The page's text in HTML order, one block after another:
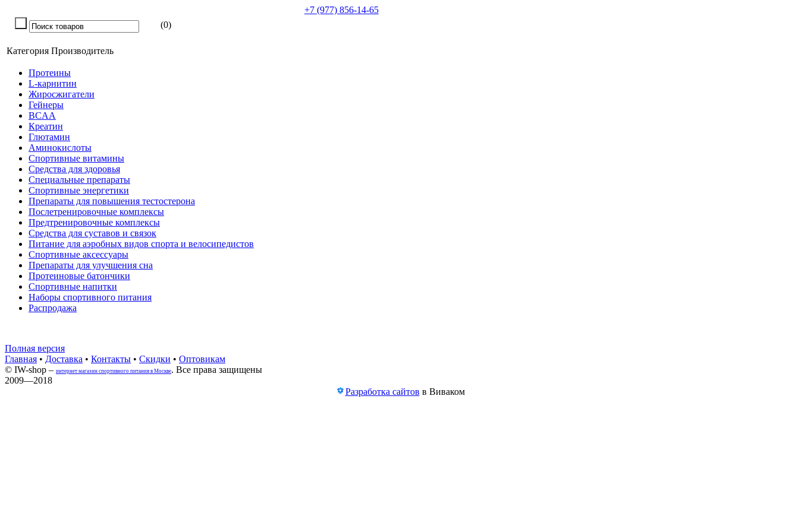
+7 (977) 856-14-65
(0)
Категория Производитель
Протеины
L-карнитин
Жиросжигатели
Гейнеры
BCAA
Креатин
Глютамин
Аминокислоты
Спортивные витамины
Средства для здоровья
Специальные препараты
Спортивные энергетики
Препараты для повышения тестостерона
Послетренировочные комплексы
Предтренировочные комплексы
Средства для суставов и связок
Питание для аэробных видов спорта и велосипедистов
Спортивные аксессуары
Препараты для улучшения сна
Протеиновые батончики
Спортивные напитки
Наборы спортивного питания
Распродажа
Полная версия
Главная • Доставка • Контакты • Скидки • Оптовикам
© IW-shop – интернет магазин спортивного питания в Москве. Все права защищены
2009—2018
Разработка сайтов в Виваком